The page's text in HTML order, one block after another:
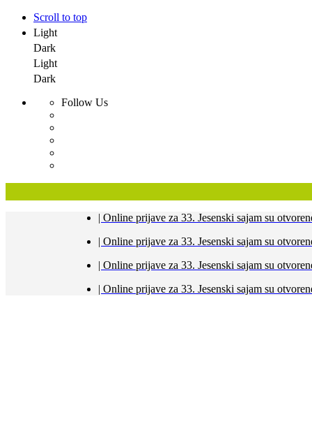
Scroll to top
Light
Dark
Light
Dark
Follow Us
| Online prijave za 33. Jesenski sajam su
| Online prijave za 33. Jesenski sajam su
| Online prijave za 33. Jesenski sajam su
| Online prijave za 33. Jesenski sajam su